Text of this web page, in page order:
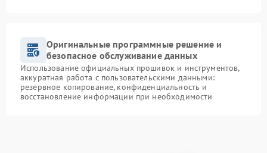
Оригинальные программные решение и
безопасное обслуживание данных
Использование официальных прошивок и инструментов,
аккуратная работа с пользовательскими данными:
резервное копирование, конфиденциальность и
восстановление информации при необходимости